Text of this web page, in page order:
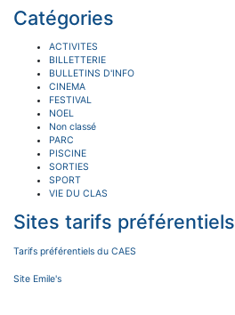
Catégories
ACTIVITES
BILLETTERIE
BULLETINS D'INFO
CINEMA
FESTIVAL
NOEL
Non classé
PARC
PISCINE
SORTIES
SPORT
VIE DU CLAS
Sites tarifs préférentiels
Tarifs préférentiels du CAES
Site Emile's